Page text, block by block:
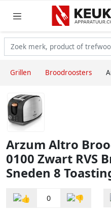
Grillen Broodroosters
Arzum Altro
0100 Zwart RVS
Sneden 8
0